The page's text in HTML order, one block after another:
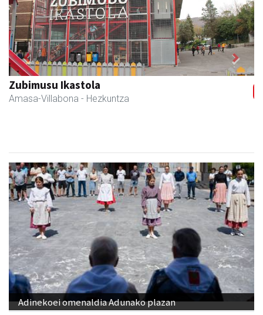
Zubimusu Ikastola
Amasa-Villabona - Hezkuntza
Previous Next
Adinekoei omenaldia Adunako plazan